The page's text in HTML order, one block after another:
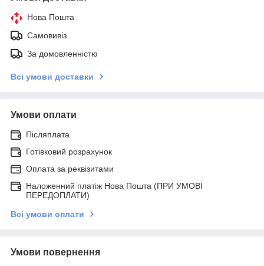
Нова Пошта
Самовивіз
За домовленністю
Всі умови доставки
Умови оплати
Післяплата
Готівковий розрахунок
Оплата за реквізитами
Наложенний платіж Нова Пошта (ПРИ УМОВІ
ПЕРЕДОПЛАТИ)
Всі умови оплати
Умови повернення